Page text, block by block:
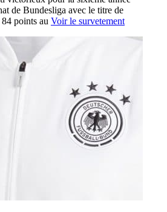
de Bundesliga avec le titre de
points au Voir le survetement